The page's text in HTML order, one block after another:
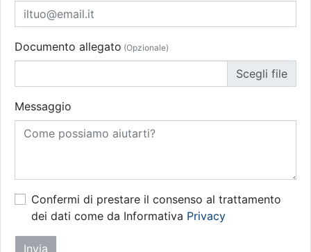
Documento allegato (Opzionale)
Messaggio
Confermi di prestare il consenso al trattamento
dei dati come da Informativa Privacy